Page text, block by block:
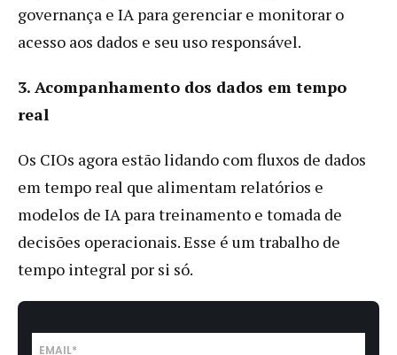
governança e IA para gerenciar e monitorar o
acesso aos dados e seu uso responsável.
3. Acompanhamento dos dados em tempo
real
Os CIOs agora estão lidando com fluxos de dados
em tempo real que alimentam relatórios e
modelos de IA para treinamento e tomada de
decisões operacionais. Esse é um trabalho de
tempo integral por si só.